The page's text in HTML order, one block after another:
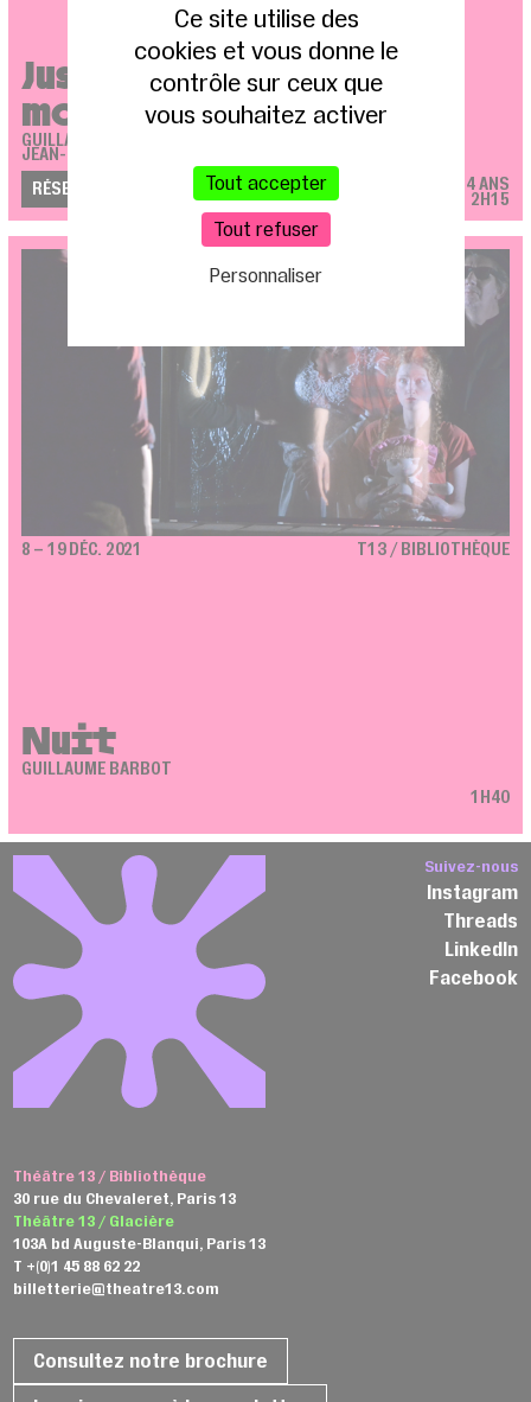
Juste la fin du
monde
GUILLAUME BARBOT
JEAN-LUC LAGARCE
RÉSERVEZ
DÈS 14 ANS
2H15
8 – 19 DÉC. 2021 T13 / BIBLIOTHÈQUE
Nuit
GUILLAUME BARBOT
1H40
Théâtre 13 / Bibliothèque
30 rue du Chevaleret, Paris 13
Théâtre 13 / Glacière
103A bd Auguste-Blanqui, Paris 13
T +(0)1 45 88 62 22
billetterie@theatre13.com
Consultez notre brochure
Suivez-nous
Instagram
Threads
LinkedIn
Facebook
Ce site utilise des
cookies et vous donne le
contrôle sur ceux que
vous souhaitez activer
Tout accepter
Tout refuser
Personnaliser